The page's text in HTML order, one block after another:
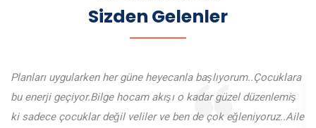
Sizden Gelenler
Planları uygularken her güne heyecanla başlıyorum..Çocuklara
bu enerji geçiyor.Bilge hocam akışı o kadar güzel düzenlemiş
ki sadece çocuklar değil veliler ve ben de çok eğleniyoruz..Aile